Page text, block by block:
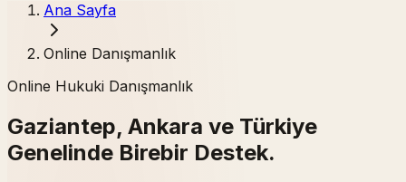
Ana Sayfa
Online Danışmanlık
Online Hukuki Danışmanlık
Gaziantep, Ankara ve Türkiye
Genelinde Birebir Destek.